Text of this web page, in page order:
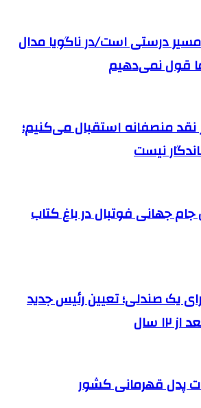
مسیر درستی است/در ناگویا مدال
قول نمی‌دهیم
نقد منصفانه استقبال می‌کنیم؛
نیست
جهانی فوتبال در باغ کتاب
یک صندلی؛ تعیین رئیس جدید
۱۲ سال
پدل قهرمانی کشور